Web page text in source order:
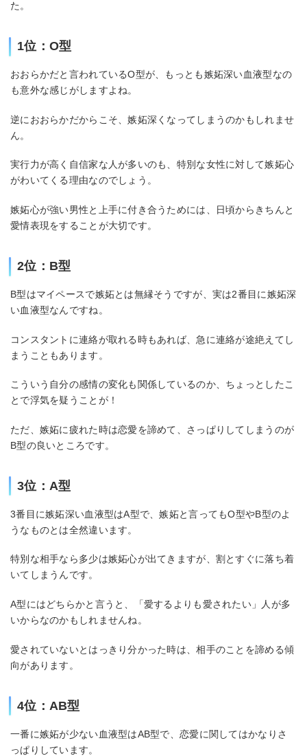
た。
1位：O型
おおらかだと言われているO型が、もっとも嫉妬深い血液型なの
も意外な感じがしますよね。
逆におおらかだからこそ、嫉妬深くなってしまうのかもしれませ
ん。
実行力が高く自信家な人が多いのも、特別な女性に対して嫉妬心
がわいてくる理由なのでしょう。
嫉妬心が強い男性と上手に付き合うためには、日頃からきちんと
愛情表現をすることが大切です。
2位：B型
B型はマイペースで嫉妬とは無縁そうですが、実は2番目に嫉妬深
い血液型なんですね。
コンスタントに連絡が取れる時もあれば、急に連絡が途絶えてし
まうこともあります。
こういう自分の感情の変化も関係しているのか、ちょっとしたこ
とで浮気を疑うことが！
ただ、嫉妬に疲れた時は恋愛を諦めて、さっぱりしてしまうのが
B型の良いところです。
3位：A型
3番目に嫉妬深い血液型はA型で、嫉妬と言ってもO型やB型のよ
うなものとは全然違います。
特別な相手なら多少は嫉妬心が出てきますが、割とすぐに落ち着
いてしまうんです。
A型にはどちらかと言うと、「愛するよりも愛されたい」人が多
いからなのかもしれませんね。
愛されていないとはっきり分かった時は、相手のことを諦める傾
向があります。
4位：AB型
一番に嫉妬が少ない血液型はAB型で、恋愛に関してはかなりさ
っぱりしています。